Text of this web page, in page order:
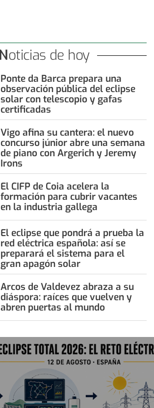
Noticias de hoy
Ponte da Barca prepara una
observación pública del eclipse
solar con telescopio y gafas
certificadas
Vigo afina su cantera: el nuevo
concurso júnior abre una semana
de piano con Argerich y Jeremy
Irons
El CIFP de Coia acelera la
formación para cubrir vacantes
en la industria gallega
El eclipse que pondrá a prueba la
red eléctrica española: así se
preparará el sistema para el
gran apagón solar
Arcos de Valdevez abraza a su
diáspora: raíces que vuelven y
abren puertas al mundo